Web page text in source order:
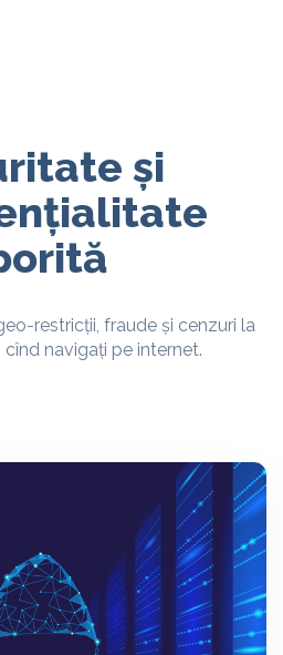
și
restricții, fraude și cenzuri la
navigați pe internet.